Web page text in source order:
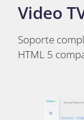
Video
Soporte
HTML 5